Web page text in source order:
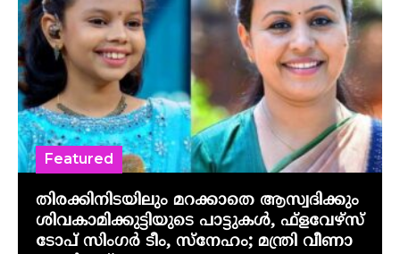
തിരക്കിനിടയിലും മറക്കാതെ ആസ്വദിക്കും
ശിവകാമിക്കുട്ടിയുടെ പാട്ടുകൾ, ഫ്‌ളവേഴ്‌സ്
ടോപ് സിംഗർ ടീം, സ്നേഹം; മന്ത്രി വീണാ
Featured